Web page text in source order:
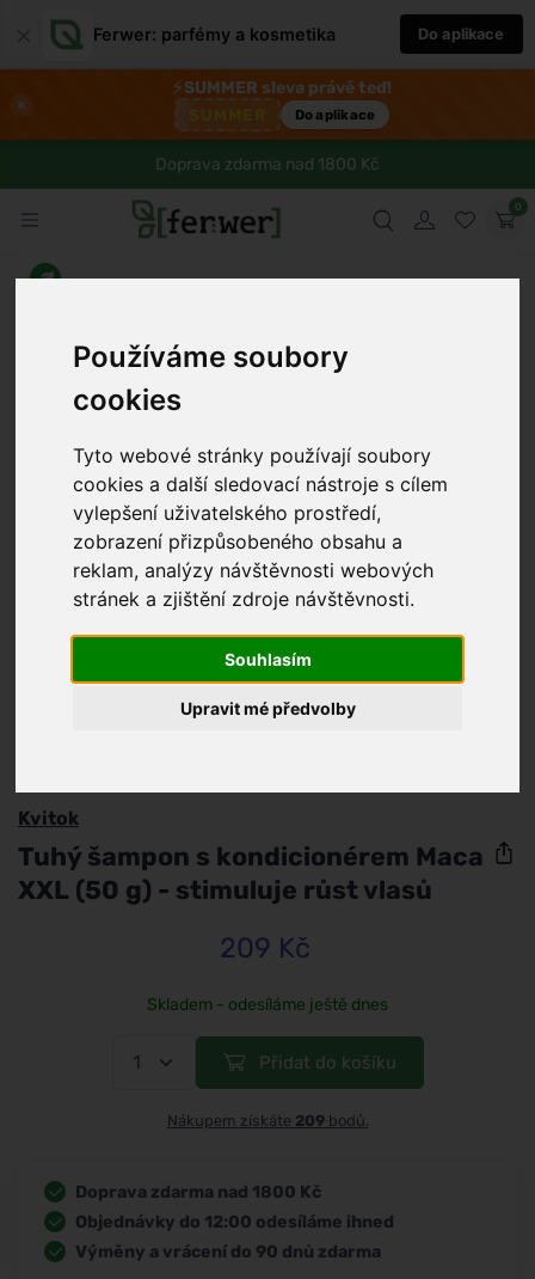
Používáme soubory
cookies
Tyto webové stránky používají soubory
cookies a další sledovací nástroje s cílem
vylepšení uživatelského prostředí,
zobrazení přizpůsobeného obsahu a
reklam, analýzy návštěvnosti webových
stránek a zjištění zdroje návštěvnosti.
Souhlasím
Upravit mé předvolby
Ferwer: parfémy a kosmetika Do aplikace
×
⚡SUMMER sleva právě teď!
Do aplikace
Doprava zdarma nad 1800 Kč
0
Kvitok
Tuhý šampon s kondicionérem Maca
XXL (50 g) - stimuluje růst vlasů
209 Kč
Skladem - odesíláme ještě dnes
Přidat do košíku
Nákupem získáte 209bodů.
Doprava zdarma nad 1800 Kč
Objednávky do 12:00 odesíláme ihned
Výměny a vrácení do 90 dnů zdarma